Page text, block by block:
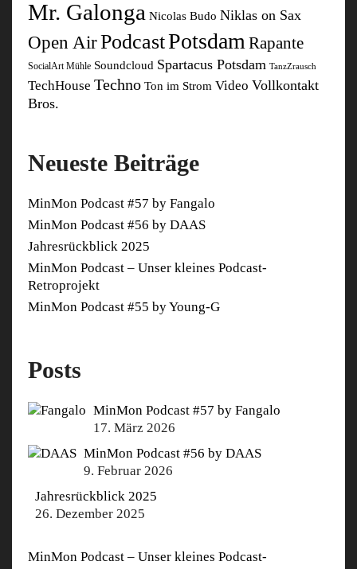
Mr. Galonga Nicolas Budo Niklas on Sax
Open AirPodcastPotsdam Rapante
SocialArt Mühle Soundcloud Spartacus Potsdam TanzZrausch
TechHouse Techno Ton im Strom Video Vollkontakt
Bros.
Neueste Beiträge
MinMon Podcast #57 by Fangalo
MinMon Podcast #56 by DAAS
Jahresrückblick 2025
MinMon Podcast – Unser kleines Podcast-
Retroprojekt
MinMon Podcast #55 by Young-G
Posts
MinMon Podcast #57 by Fangalo
17. März 2026
MinMon Podcast #56 by DAAS
9. Februar 2026
Jahresrückblick 2025
26. Dezember 2025
MinMon Podcast – Unser kleines Podcast-